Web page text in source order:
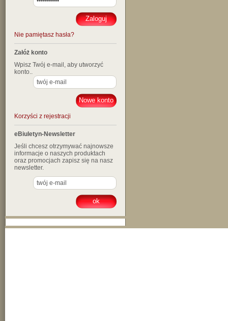
Nie pamiętasz hasła?
Załóż konto
Wpisz Twój e-mail, aby utworzyć
konto..
Korzyści z rejestracji
eBiuletyn-Newsletter
Jeśli chcesz otrzymywać najnowsze
informacje o naszych produktach
oraz promocjach zapisz się na nasz
newsletter.